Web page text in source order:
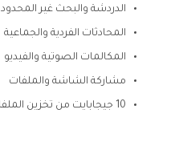
الدردشة والبحث غير المحدود
المحادثات الفردية والجماعية
المكالمات الصوتية والفيديو
مشاركة الشاشة والملفات
10 جيجابايت من تخزين الملفات للفرق